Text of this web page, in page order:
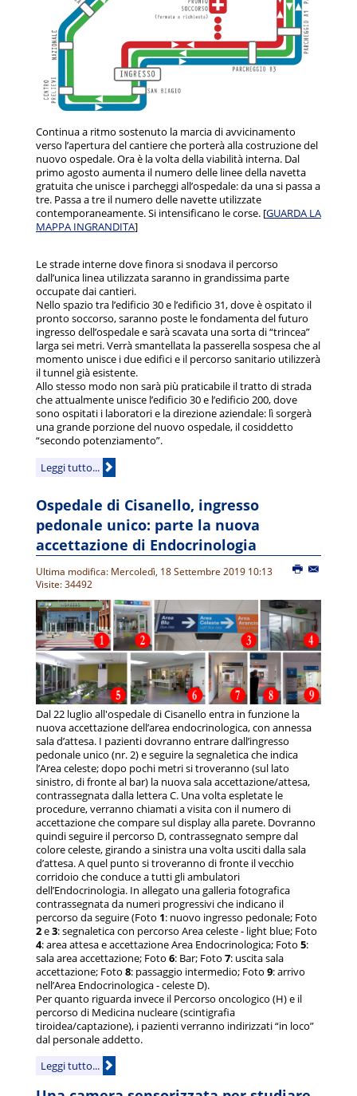
Continua a ritmo sostenuto la marcia di avvicinamento
verso l’apertura del cantiere che porterà alla costruzione del
nuovo ospedale. Ora è la volta della viabilità interna. Dal
primo agosto aumenta il numero delle linee della navetta
gratuita che unisce i parcheggi all’ospedale: da una si passa a
tre. Passa a tre il numero delle navette utilizzate
contemporaneamente. Si intensificano le corse. [GUARDA LA
MAPPA INGRANDITA]
Le strade interne dove finora si snodava il percorso
dall’unica linea utilizzata saranno in grandissima parte
occupate dai cantieri.
Nello spazio tra l’edificio 30 e l’edificio 31, dove è ospitato il
pronto soccorso, saranno poste le fondamenta del futuro
ingresso dell’ospedale e sarà scavata una sorta di “trincea”
larga sei metri. Verrà smantellata la passerella sospesa che al
momento unisce i due edifici e il percorso sanitario utilizzerà
il tunnel già esistente.
Allo stesso modo non sarà più praticabile il tratto di strada
che attualmente unisce l’edificio 30 e l’edificio 200, dove
sono ospitati i laboratori e la direzione aziendale: lì sorgerà
una grande porzione del nuovo ospedale, il cosiddetto
“secondo potenziamento”.
Leggi tutto...
Ospedale di Cisanello, ingresso
pedonale unico: parte la nuova
accettazione di Endocrinologia
Ultima modifica: Mercoledì, 18 Settembre 2019 10:13
Visite: 34492
Dal 22 luglio all'ospedale di Cisanello entra in funzione la
nuova accettazione dell’area endocrinologica, con annessa
sala d’attesa. I pazienti dovranno entrare dall’ingresso
pedonale unico (nr. 2) e seguire la segnaletica che indica
l’Area celeste; dopo pochi metri si troveranno (sul lato
sinistro, di fronte al bar) la nuova sala accettazione/attesa,
contrassegnata dalla lettera C. Una volta espletate le
procedure, verranno chiamati a visita con il numero di
accettazione che compare sul display alla parete. Dovranno
quindi seguire il percorso D, contrassegnato sempre dal
colore celeste, girando a sinistra una volta usciti dalla sala
d’attesa. A quel punto si troveranno di fronte il vecchio
corridoio che conduce a tutti gli ambulatori
dell’Endocrinologia. In allegato una galleria fotografica
contrassegnata da numeri progressivi che indicano il
percorso da seguire (Foto 1: nuovo ingresso pedonale; Foto
2e3: segnaletica con percorso Area celeste - light blue; Foto
4: area attesa e accettazione Area Endocrinologica; Foto 5:
sala area accettazione; Foto 6: Bar; Foto 7: uscita sala
accettazione; Foto 8: passaggio intermedio; Foto 9: arrivo
nell’Area Endocrinologica - celeste D).
Per quanto riguarda invece il Percorso oncologico (H) e il
percorso di Medicina nucleare (scintigrafia
tiroidea/captazione), i pazienti verranno indirizzati “in loco”
dal personale addetto.
Leggi tutto...